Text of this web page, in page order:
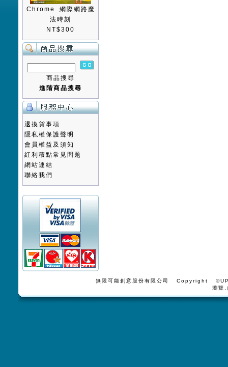
Chrome 網際網路魔
法時刻
NT$300
商品搜尋
進階商品搜尋
退換貨事項
隱私權保護聲明
會員權益及須知
紅利積點常見問題
網站連結
聯絡我們
無限可能創意股份有限公司 Copyright
瀏